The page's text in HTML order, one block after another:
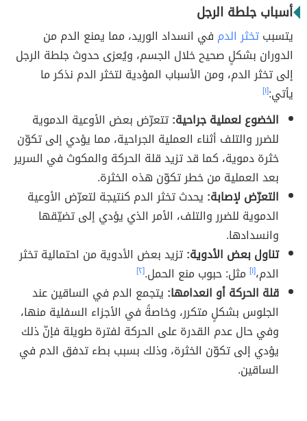
أسباب جلطة الرجل
يتسببتخثر الدم في انسداد الوريد، مما يمنع الدم من
الدوران بشكلٍ صحيح خلال الجسم، ويُعزى حدوث جلطة الرجل
إلى تخثر الدم، ومن الأسباب المؤدية لتخثر الدم نذكر ما
يأتي:[١]
الخضوع لعملية جراحية:تتعرّض بعض الأوعية الدموية
للضرر والتلف أثناء العملية الجراحية، مما يؤدي إلى تكوّن
خثرة دموية، كما قد تزيد قلة الحركة والمكوث في السرير
بعد العملية من خطر تكوّن هذه الخثرة.
التعرّض لإصابة: يحدث تخثر الدم كنتيجة لتعرّض الأوعية
الدموية للضرر والتلف، الأمر الذي يؤدي إلى تضيّقها
وانسدادها.
تناول بعض الأدوية:تزيد بعض الأدوية من احتمالية تخثر
الدم،[١] مثل: حبوب منع الحمل.[٢]
قلة الحركة أو انعدامها: يتجمع الدم في الساقين عند
الجلوس بشكلٍ متكرر، وخاصةً في الأجزاء السفلية منها،
وفي حال عدم القدرة على الحركة لفترة طويلة فإنّ ذلك
يؤدي إلى تكوّن الخثرة، وذلك بسبب بطء تدفق الدم في
الساقين.